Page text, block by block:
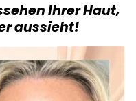
Ihrer Haut,
aussieht!